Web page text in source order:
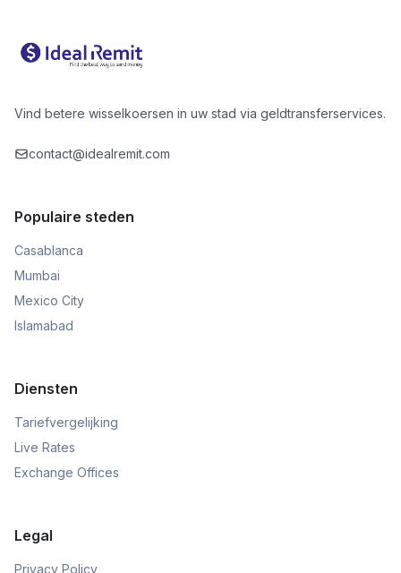
Vind betere wisselkoersen in uw stad via geldtransferservices.
contact@idealremit.com
Populaire steden
Casablanca
Mumbai
Mexico City
Islamabad
Diensten
Tariefvergelijking
Live Rates
Exchange Offices
Legal
Privacy Policy